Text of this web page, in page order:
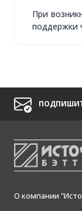
При
поддержки
О компании